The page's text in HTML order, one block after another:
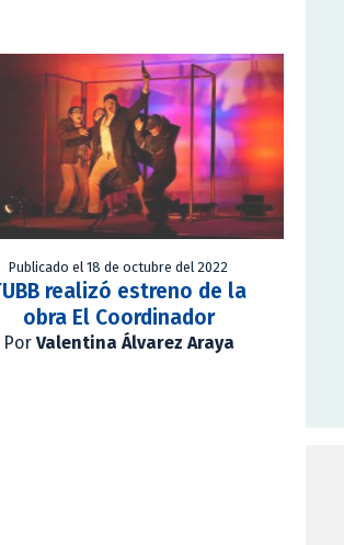
Publicado el 18 de octubre del 2022
realizó estreno de la
obra El Coordinador
Por Valentina Álvarez Araya